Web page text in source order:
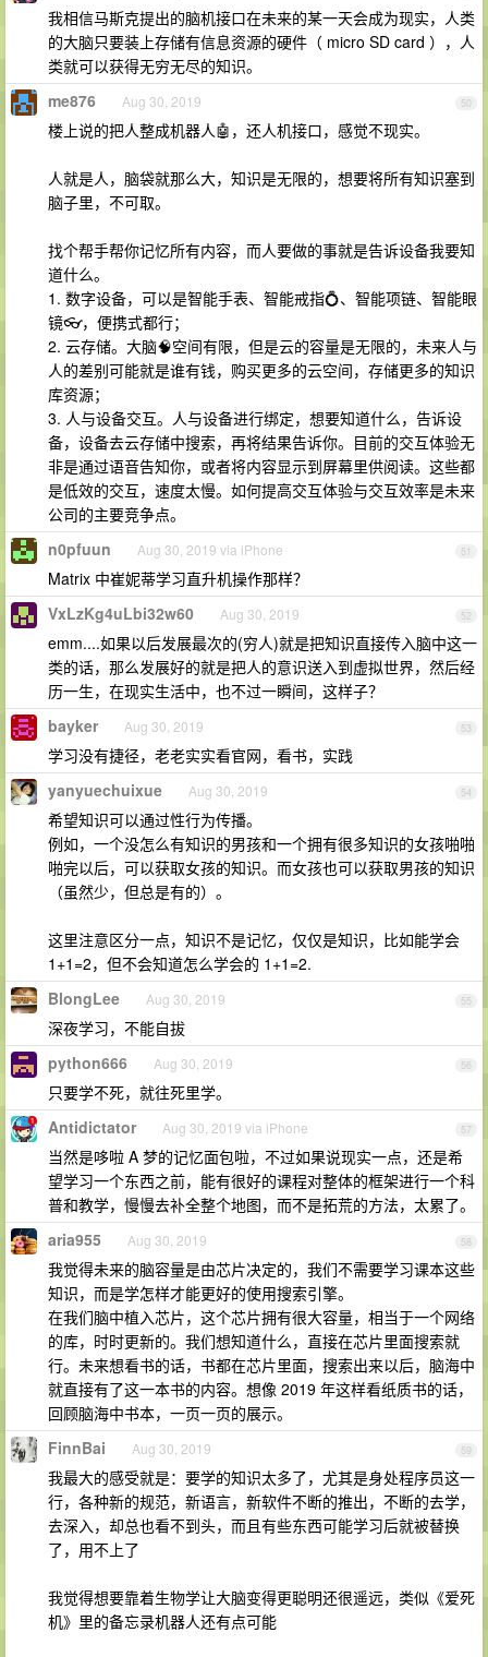
我相信马斯克提出的脑机接口在未来的某一天会成为现实，人类
的大脑只要装上存储有信息资源的硬件（ micro SD card ），人
类就可以获得无穷无尽的知识。
50
me876 Aug 30, 2019
楼上说的把人整成机器人🤖，还人机接口，感觉不现实。
人就是人，脑袋就那么大，知识是无限的，想要将所有知识塞到
脑子里，不可取。
找个帮手帮你记忆所有内容，而人要做的事就是告诉设备我要知
道什么。
1. 数字设备，可以是智能手表、智能戒指💍、智能项链、智能眼
镜👓，便携式都行；
2. 云存储。大脑🧠空间有限，但是云的容量是无限的，未来人与
人的差别可能就是谁有钱，购买更多的云空间，存储更多的知识
库资源；
3. 人与设备交互。人与设备进行绑定，想要知道什么，告诉设
备，设备去云存储中搜索，再将结果告诉你。目前的交互体验无
非是通过语音告知你，或者将内容显示到屏幕里供阅读。这些都
是低效的交互，速度太慢。如何提高交互体验与交互效率是未来
公司的主要竞争点。
51
n0pfuun Aug 30, 2019 via iPhone
Matrix 中崔妮蒂学习直升机操作那样？
52
VxLzKg4uLbi32w60 Aug 30, 2019
emm....如果以后发展最次的(穷人)就是把知识直接传入脑中这一
类的话，那么发展好的就是把人的意识送入到虚拟世界，然后经
历一生，在现实生活中，也不过一瞬间，这样子？
53
bayker Aug 30, 2019
学习没有捷径，老老实实看官网，看书，实践
54
yanyuechuixue Aug 30, 2019
希望知识可以通过性行为传播。
例如，一个没怎么有知识的男孩和一个拥有很多知识的女孩啪啪
啪完以后，可以获取女孩的知识。而女孩也可以获取男孩的知识
（虽然少，但总是有的）。
这里注意区分一点，知识不是记忆，仅仅是知识，比如能学会
1+1=2，但不会知道怎么学会的 1+1=2.
55
BlongLee Aug 30, 2019
深夜学习，不能自拔
56
python666 Aug 30, 2019
只要学不死，就往死里学。
57
Antidictator Aug 30, 2019 via iPhone
当然是哆啦 A 梦的记忆面包啦，不过如果说现实一点，还是希
望学习一个东西之前，能有很好的课程对整体的框架进行一个科
普和教学，慢慢去补全整个地图，而不是拓荒的方法，太累了。
58
aria955 Aug 30, 2019
我觉得未来的脑容量是由芯片决定的，我们不需要学习课本这些
知识，而是学怎样才能更好的使用搜索引擎。
在我们脑中植入芯片，这个芯片拥有很大容量，相当于一个网络
的库，时时更新的。我们想知道什么，直接在芯片里面搜索就
行。未来想看书的话，书都在芯片里面，搜索出来以后，脑海中
就直接有了这一本书的内容。想像 2019 年这样看纸质书的话，
回顾脑海中书本，一页一页的展示。
59
FinnBai Aug 30, 2019
我最大的感受就是：要学的知识太多了，尤其是身处程序员这一
行，各种新的规范，新语言，新软件不断的推出，不断的去学，
去深入，却总也看不到头，而且有些东西可能学习后就被替换
了，用不上了
我觉得想要靠着生物学让大脑变得更聪明还很遥远，类似《爱死
机》里的备忘录机器人还有点可能